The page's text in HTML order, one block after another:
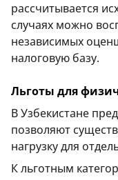
рассчитывается
случаях можно
независимых
налоговую базу.
Льготы для
В Узбекистане
позволяют
нагрузку для
К льготным